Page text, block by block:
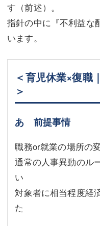
す（前述）。
指針の中に『不利益な
います。
＜育児休業×復職
＞
あ 前提事情
職務or就業の場所の
通常の人事異動のル
い
対象者に相当程度経
た